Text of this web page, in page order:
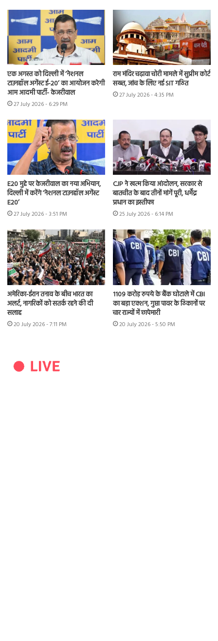
एक अगस्त को दिल्ली में ‘नेशनल
टाउनहॉल अगेंस्ट ई-20’ का आयोजन करेगी
आम आदमी पार्टी- केजरीवाल
27 July 2026 - 6:29 PM
राम मंदिर चढ़ावा चोरी मामले में सुप्रीम कोर्ट
सख्त, जांच के लिए नई SIT गठित
27 July 2026 - 4:35 PM
E20 मुद्दे पर केजरीवाल का नया अभियान,
दिल्ली में करेंगे ‘नेशनल टाउनहॉल अगेंस्ट
E20’
27 July 2026 - 3:51 PM
CJP ने खत्म किया आंदोलन, सरकार से
बातचीत के बाद तीनों मांगें पूरी, धर्मेंद्र
प्रधान का इस्तीफा
25 July 2026 - 6:14 PM
अमेरिका-ईरान तनाव के बीच भारत का
अलर्ट, नागरिकों को सतर्क रहने की दी
सलाह
20 July 2026 - 7:11 PM
1109 करोड़ रुपये के बैंक घोटाले में CBI
का बड़ा एक्शन, गुप्ता पावर के ठिकानों पर
चार राज्यों में छापेमारी
20 July 2026 - 5:50 PM